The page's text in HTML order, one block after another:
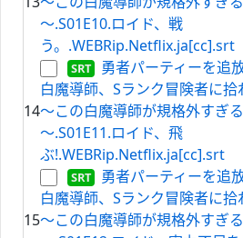
～.S01E10.ロイド、戦
う。.WEBRip.Netflix.ja[cc].srt
14
勇者パーティーを追
白魔導師、Sランク冒険者に拾
～この白魔導師が規格外すぎる
～.S01E11.ロイド、飛
ぶ!.WEBRip.Netflix.ja[cc].srt
15
勇者パーティーを追
白魔導師、Sランク冒険者に拾
～この白魔導師が規格外すぎる